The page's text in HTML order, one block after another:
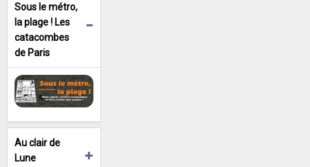
Sous le métro,
la plage ! Les
catacombes
de Paris
Au clair de
Lune